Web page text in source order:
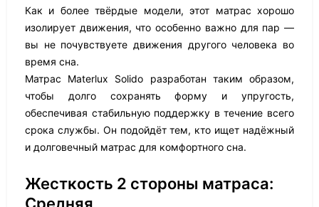
Как и более твёрдые модели, этот матрас хорошо
изолирует движения, что особенно важно для пар —
вы не почувствуете движения другого человека во
время сна.
Матрас Materlux Solido разработан таким образом,
чтобы долго сохранять форму и упругость,
обеспечивая стабильную поддержку в течение всего
срока службы. Он подойдёт тем, кто ищет надёжный
и долговечный матрас для комфортного сна.
Жесткость 2 стороны матраса: